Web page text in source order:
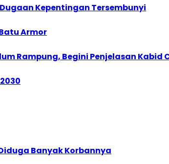
Kepentingan Tersembunyi
Armor
Rampung, Begini Penjelasan Kabid
Banyak Korbannya